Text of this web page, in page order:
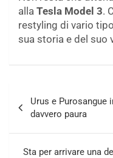
alla Tesla Model 3.
restyling di vario
sua storia e del suo
articoli
Urus e Purosangue
davvero paura
Sta per arrivare una